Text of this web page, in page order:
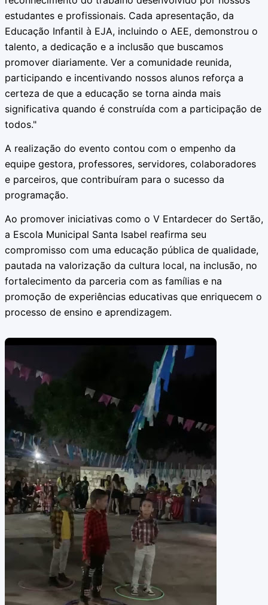
estudantes e profissionais. Cada apresentação, da
Educação Infantil à EJA, incluindo o AEE, demonstrou o
talento, a dedicação e a inclusão que buscamos
promover diariamente. Ver a comunidade reunida,
participando e incentivando nossos alunos reforça a
certeza de que a educação se torna ainda mais
significativa quando é construída com a participação de
todos."
A realização do evento contou com o empenho da
equipe gestora, professores, servidores, colaboradores
e parceiros, que contribuíram para o sucesso da
programação.
Ao promover iniciativas como o V Entardecer do Sertão,
a Escola Municipal Santa Isabel reafirma seu
compromisso com uma educação pública de qualidade,
pautada na valorização da cultura local, na inclusão, no
fortalecimento da parceria com as famílias e na
promoção de experiências educativas que enriquecem o
processo de ensino e aprendizagem.